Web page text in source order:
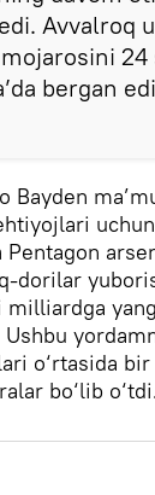
Avvalroq
24
bergan
Bayden
dorilar
milliardga
o‘rtasida
bo‘lib